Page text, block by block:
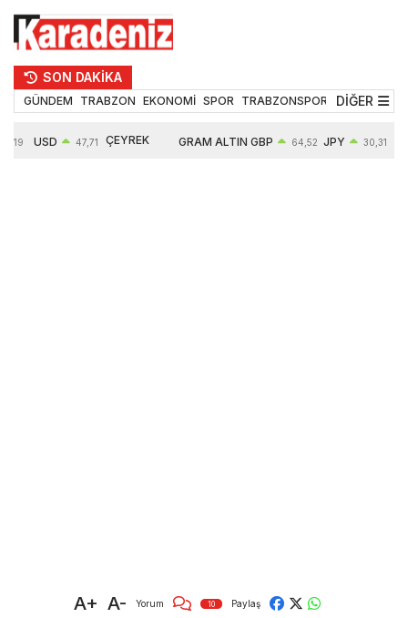
SON DAKİKA
GÜNDEM TRABZON EKONOMİ SPOR TRABZONSPOR TEKNOLOJİ
DİĞER
USD 47,71 ÇEYREK GRAM ALTIN GBP 64,52 JPY 30,31
A+ A- Yorum 10 Paylaş